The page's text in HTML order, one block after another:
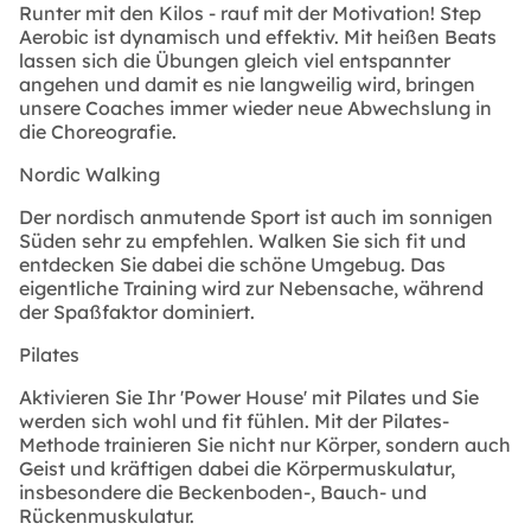
Runter mit den Kilos - rauf mit der Motivation! Step
Aerobic ist dynamisch und effektiv. Mit heißen Beats
lassen sich die Übungen gleich viel entspannter
angehen und damit es nie langweilig wird, bringen
unsere Coaches immer wieder neue Abwechslung in
die Choreografie.
Nordic Walking
Der nordisch anmutende Sport ist auch im sonnigen
Süden sehr zu empfehlen. Walken Sie sich fit und
entdecken Sie dabei die schöne Umgebug. Das
eigentliche Training wird zur Nebensache, während
der Spaßfaktor dominiert.
Pilates
Aktivieren Sie Ihr 'Power House' mit Pilates und Sie
werden sich wohl und fit fühlen. Mit der Pilates-
Methode trainieren Sie nicht nur Körper, sondern auch
Geist und kräftigen dabei die Körpermuskulatur,
insbesondere die Beckenboden-, Bauch- und
Rückenmuskulatur.